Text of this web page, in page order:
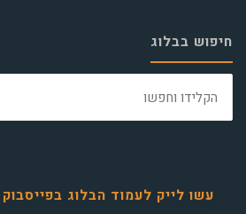
חיפוש בבלוג
עשו לייק לעמוד הבלוג בפייסבוק